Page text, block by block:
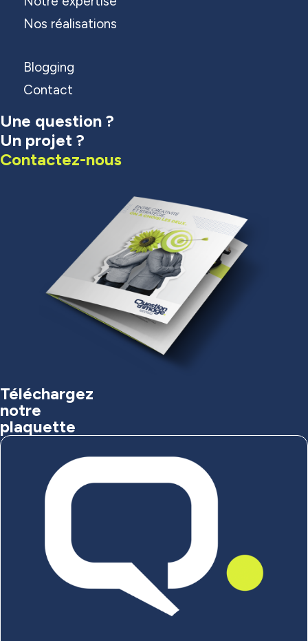
Nos réalisations
Blogging
Contact
Une question ?
Un projet ?
Contactez-nous
Téléchargez
notre
plaquette